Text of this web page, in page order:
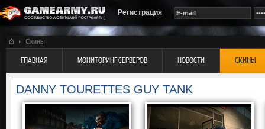
Регистрация
Скины
ГЛАВНАЯ МОНИТОРИНГ СЕРВЕРОВ НОВОСТИ СКИНЫ
DANNY TOURETTES GUY TANK